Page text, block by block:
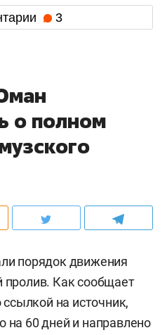
3
о полном
порядок движения
пролив. Как сообщает
ссылкой на источник,
на 60 дней и направлено